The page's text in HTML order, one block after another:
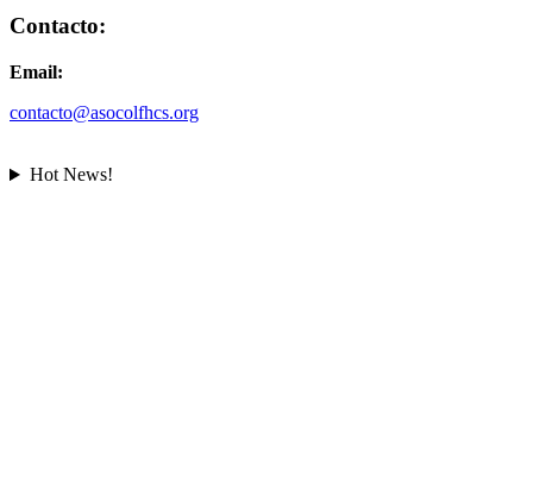
Contacto:
Email:
contacto@asocolfhcs.org
Hot News!